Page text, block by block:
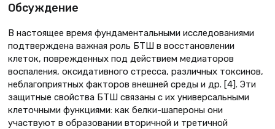
Обсуждение
В настоящее время фундаментальными исследованиями
подтверждена важная роль БТШ в восстановлении
клеток, поврежденных под действием медиаторов
воспаления, оксидативного стресса, различных токсинов,
неблагоприятных факторов внешней среды и др. [4]. Эти
защитные свойства БТШ связаны с их универсальными
клеточными функциями: как белки-шапероны они
участвуют в образовании вторичной и третичной